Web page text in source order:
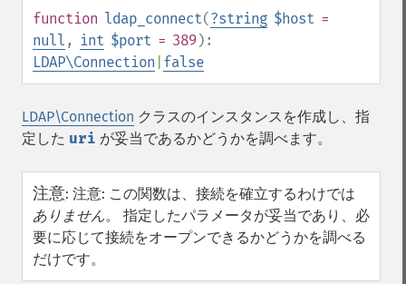
function ldap_connect(?string $host =
null , int $port = 389):
LDAP\Connection false
LDAP\Connection クラスのインスタンスを作成し、指
定した uri が妥当であるかどうかを調べます。
注意: 注意: この関数は、接続を確立するわけでは
ありません。 指定したパラメータが妥当であり、必
要に応じて接続をオープンできるかどうかを調べる
だけです。